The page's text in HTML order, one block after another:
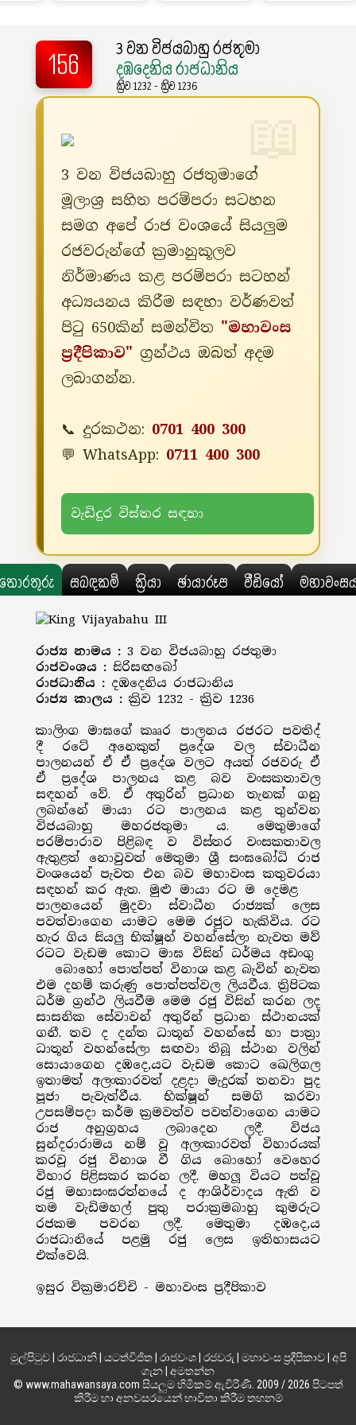
156
3 වන විජයබාහු රජතුමා
දඹදෙනිය රාජධානිය
ක්‍රිව 1232 - ක්‍රිව 1236
3 වන විජයබාහු රජතුමාගේ
මූලාශ්‍ර සහිත පරම්පරා සටහන
සමග අපේ රාජ වංශයේ සියලුම
රජවරුන්ගේ ක්‍රමානුකූලව
නිර්මාණය කළ පරම්පරා සටහන්
අධ්‍යයනය කිරීම සඳහා වර්ණවත්
පිටු 650කින් සමන්විත "මහාවංස
ප්‍රදීපිකාව" ග්‍රන්ථය ඔබත් අදම
ලබාගන්න.
📞 දුරකථන: 0701 400 300
💬 WhatsApp: 0711 400 300
වැඩිදුර විස්තර සඳහා
සබඳකම් ක්‍රියා ඡායාරූප වීඩියෝ
රාජ්‍ය නාමය : 3 වන විජයබාහු රජතුමා
රාජවංශය : සිරිසඟබෝ
රාජධානිය : දඹදෙනිය රාජධානිය
රාජ්‍ය කාලය : ක්‍රිව 1232 - ක්‍රිව 1236
කාලිංග මාඝගේ කෘෘර පාලනය රජරට පවතිද්
දී රටේ අනෙකුත් ප්‍රදේශ වල ස්වාධීන
පාලනයන් ඒ ඒ ප්‍රදේශ වලට අයත් රජවරු ඒ
ඒ ප්‍රදේශ පාලනය කළ බව වංසකතාවල
සඳහන් වේ. ඒ අතුරින් ප්‍රධාන තැනක් ගනු
ලබන්නේ මායා රට පාලනය කළ තුන්වන
විජයබාහු මහරජතුමා ය. මෙතුමාගේ
පරම්පාරාව පිළිබඳ ව විස්තර වංසකතාවල
ඇතුළත් නොවුවත් මෙතුමා ශ්‍රී සංඝබෝධි රාජ
වංශයෙන් පැවත එන බව මහාවංස කතුවරයා
සඳහන් කර ඇත. මුළු මායා රට ම දෙමළ
පාලනයෙන් මුදවා ස්වාධීන රාජ්‍යක් ලෙස
පවත්වාගෙන යාමට මෙම රජුට හැකිවිය. රට
හැර ගිය සියලු භික්ෂූන් වහන්සේලා නැවත මව්
රටට වැඩම කොට මාඝ විසින් ධර්මය අඩංගු
බොහෝ පොත්පත් විනාශ කළ බැවින් නැවත
එම දහම් කරුණු පොත්පත්වල ලියවීය. ත්‍රිපිටක
ධර්ම ග්‍රන්ථ ලියවීම මෙම රජු විසින් කරන ලද
සාසනික සේවාවන් අතුරින් ප්‍රධාන ස්ථානයක්
ගනී. තව ද දන්ත ධාතූන් වහන්සේ හා පාත්‍රා
ධාතූන් වහන්සේලා සඟවා තිබූ ස්ථාන වලින්
සොයාගෙන දඹදෙ‚යට වැඩම කොට ඛෙලිගල
ඉතාමත් අලංකාරවත් දළදා මැදුරක් තනවා පුද
පූජා පැවැත්වීය. භික්ෂූන් සමගි කරවා
උපසම්පදා කර්ම ක්‍රමවත්ව පවත්වාගෙන යාමට
රාජ අනුග්‍රහය ලබාදෙන ලදී. විජය
සුන්දරාරාමය නම් වූ අලංකාරවත් විහාරයක්
කරවූ රජු විනාශ වී ගිය බොහෝ වෙහෙර
විහාර පිළිසකර කරන ලදී. මහලූ වියට පත්වූ
රජු මහාසංඝරත්නයේ ද ආශිර්වාදය ඇති ව
තම වැඩිමහල් පුතු පරාක්‍රමබාහු කුමරුට
රජකම පවරන ලදී. මෙතුමා දඹදෙ‚ය
රාජධානියේ පළමු රජු ලෙස ඉතිහාසයට
එක්වෙයි.
ඉසුර වික්‍රමාරච්චි - මහාවංස ප්‍රදීපිකාව
මුල්පිටුව| රාජධානි| යටත්විජිත| රාජවංශ| රජවරු මහාවංස ප්‍රදීපිකාව| අපි
ගැන අමතන්න
© www.mahawansaya.com සියලුම හිමිකම් ඇවිරිණි. 2009 / 2026 පිටපත්
කිරීම හා අනවසරයෙන් භාවිතා කිරීම තහනම්